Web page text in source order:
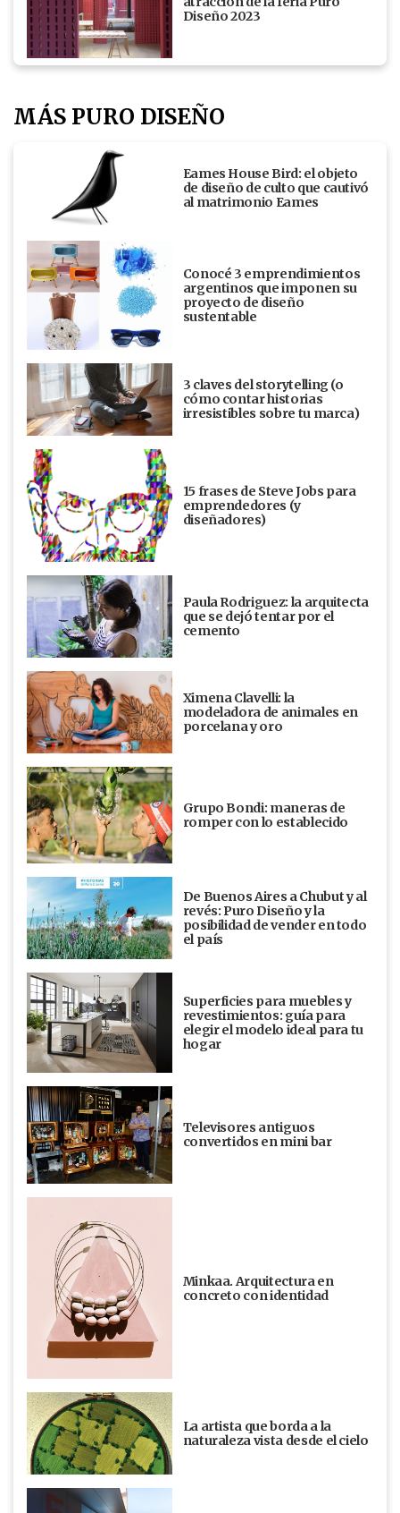
Diseño 2023
MÁS PURO DISEÑO
Eames House Bird: el objeto
de diseño de culto que cautivó
al matrimonio Eames
Conocé 3 emprendimientos
argentinos que imponen su
proyecto de diseño
sustentable
3 claves del storytelling (o
cómo contar historias
irresistibles sobre tu marca)
15 frases de Steve Jobs para
emprendedores (y
diseñadores)
Paula Rodriguez: la arquitecta
que se dejó tentar por el
cemento
Ximena Clavelli: la
modeladora de animales en
porcelana y oro
Grupo Bondi: maneras de
romper con lo establecido
De Buenos Aires a Chubut y al
revés: Puro Diseño y la
posibilidad de vender en todo
el país
Superficies para muebles y
revestimientos: guía para
elegir el modelo ideal para tu
hogar
Televisores antiguos
convertidos en mini bar
Minkaa. Arquitectura en
concreto con identidad
La artista que borda a la
naturaleza vista desde el cielo